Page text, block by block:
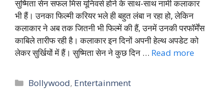
सुष्मिता सेन सफल मिस यूनिवर्स होने के साथ-साथ नामी कलाकार
भी हैं। उनका फिल्मी करियर भले ही बहुत लंबा न रहा हो, लेकिन
कलाकार ने अब तक जितनी भी फिल्में की हैं, उनमें उनकी परफॉर्मेंस
काबिले तारीफ रही है। कलाकार इन दिनों अपनी हेल्थ अपडेट को
लेकर सुर्खियों में हैं। सुष्मिता सेन ने कुछ दिन … Read more
Categories
Bollywood, Entertainment